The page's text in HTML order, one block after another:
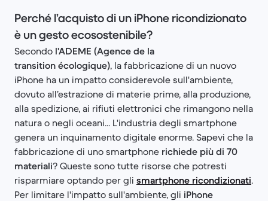
Perché l’acquisto di un iPhone ricondizionato
è un gesto ecosostenibile?
Secondo l'ADEME (Agence de la
transition écologique), la fabbricazione di un nuovo
iPhone ha un impatto considerevole sull'ambiente,
dovuto all’estrazione di materie prime, alla produzione,
alla spedizione, ai rifiuti elettronici che rimangono nella
natura o negli oceani... L'industria degli smartphone
genera un inquinamento digitale enorme. Sapevi che la
fabbricazione di uno smartphone richiede più di 70
materiali? Queste sono tutte risorse che potresti
risparmiare optando per gli smartphone ricondizionati.
Per limitare l'impatto sull'ambiente, gli iPhone